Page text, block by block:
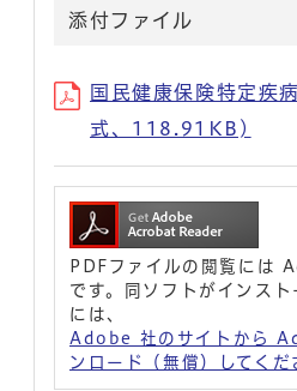
添付ファイル
国民健康保険特定疾
式、118.91KB)
PDFファイルの閲覧には
です。同ソフトがインス
には、
Adobe 社のサイトから
ンロード（無償）してくだ